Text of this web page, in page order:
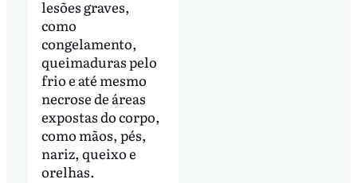
lesões graves,
como
congelamento,
queimaduras pelo
frio e até mesmo
necrose de áreas
expostas do corpo,
como mãos, pés,
nariz, queixo e
orelhas.